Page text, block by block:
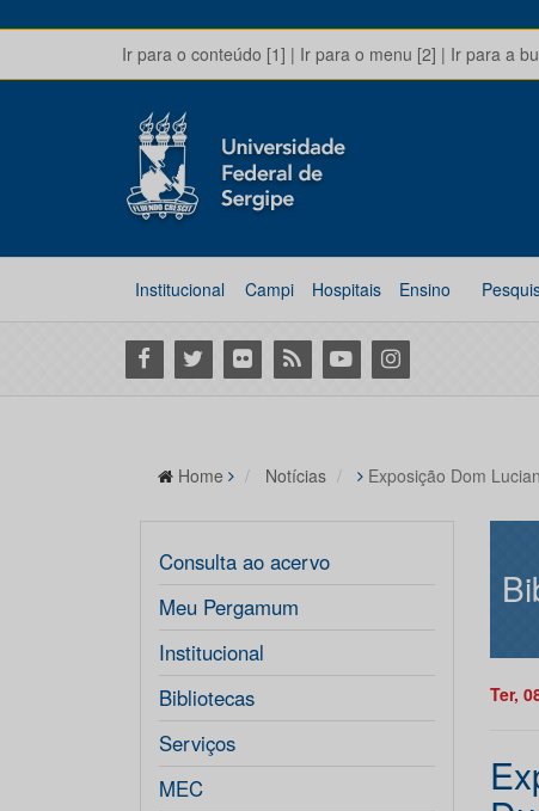
Ir para o conteúdo [1] | Ir para o menu [2] | Ir para a
Institucional Campi Hospitais Ensino
Facebook
Twitter Flickr RSS YoutubeInstagram
Home Notícias Exposição Dom
Consulta ao acervo
Meu Pergamum
Institucional
Bibliotecas
Serviços
MEC
Ter,